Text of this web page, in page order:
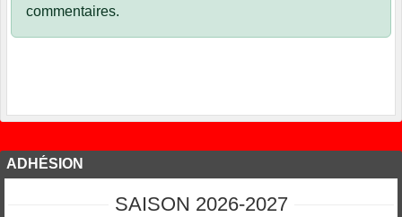
commentaires.
ADHÉSION
SAISON 2026-2027